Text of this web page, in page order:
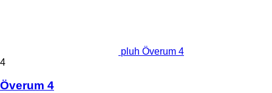
pluh Överum 4
4
Överum 4